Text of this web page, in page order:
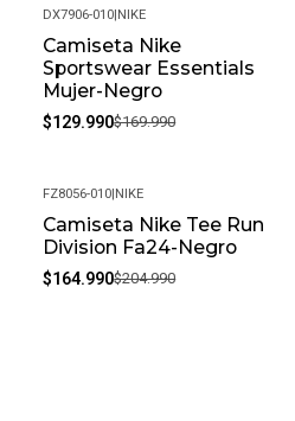
-24%
DX7906-010 NIKE
Camiseta Nike
Sportswear Essentials
Mujer-Negro
$129.990$169.990
-20%
FZ8056-010 NIKE
Camiseta Nike Tee Run
Division Fa24-Negro
$164.990$204.990